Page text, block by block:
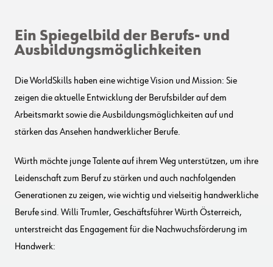
Ein Spiegelbild der Berufs- und
Ausbildungsmöglichkeiten
Die WorldSkills haben eine wichtige Vision und Mission: Sie
zeigen die aktuelle Entwicklung der Berufsbilder auf dem
Arbeitsmarkt sowie die Ausbildungsmöglichkeiten auf und
stärken das Ansehen handwerklicher Berufe.
Würth möchte junge Talente auf ihrem Weg unterstützen, um ihre
Leidenschaft zum Beruf zu stärken und auch nachfolgenden
Generationen zu zeigen, wie wichtig und vielseitig handwerkliche
Berufe sind. Willi Trumler, Geschäftsführer Würth Österreich,
unterstreicht das Engagement für die Nachwuchsförderung im
Handwerk: